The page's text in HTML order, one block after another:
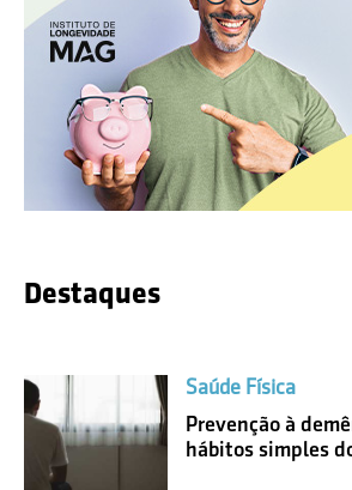
Destaques
Saúde Física
Prevenção à
hábitos simples